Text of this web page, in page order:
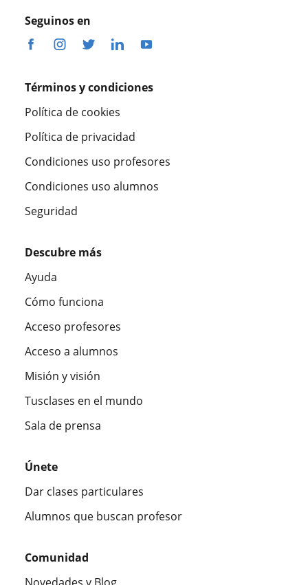
Seguinos en
Términos y condiciones
Política de cookies
Política de privacidad
Condiciones uso profesores
Condiciones uso alumnos
Seguridad
Descubre más
Ayuda
Cómo funciona
Acceso profesores
Acceso a alumnos
Misión y visión
Tusclases en el mundo
Sala de prensa
Únete
Dar clases particulares
Alumnos que buscan profesor
Comunidad